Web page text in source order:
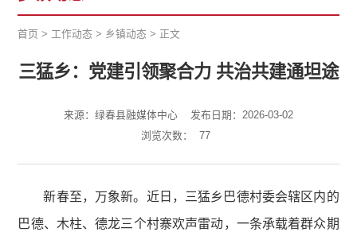
首页 > 工作动态 > 乡镇动态 > 正文
三猛乡：党建引领聚合力 共治共建通坦途
来源：绿春县融媒体中心
发布日期：2026-03-02
浏览次数：
77
新春至，万象新。近日，三猛乡巴德村委会辖区内的
巴德、木柱、德龙三个村寨欢声雷动，一条承载着群众期